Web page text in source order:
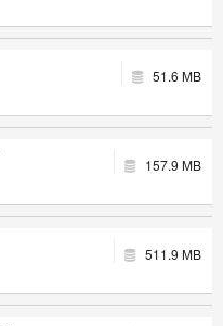
51.6 MB
157.9 MB
511.9 MB